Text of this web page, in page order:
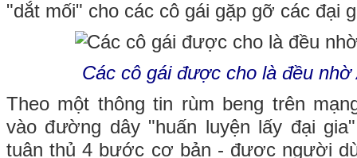
"dắt mối" cho các cô gái gặp gỡ các đại
Các cô gái được cho là đều
Theo một thông tin rùm beng trên
vào đường dây "huấn luyện lấy đại
tuân thủ 4 bước cơ bản - được người